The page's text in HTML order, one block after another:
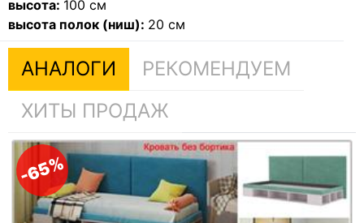
высота: 100 см
высота полок (ниш): 20 см
АНАЛОГИ
РЕКОМЕНДУЕМ
ХИТЫ ПРОДАЖ
-65%